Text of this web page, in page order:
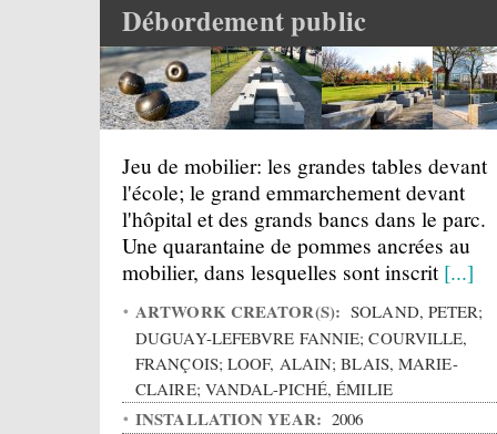
Débordement public
Jeu de mobilier: les grandes tables devant
l'école; le grand emmarchement devant
l'hôpital et des grands bancs dans le parc.
Une quarantaine de pommes ancrées au
mobilier, dans lesquelles sont inscrit[...]
ARTWORK CREATOR(S): SOLAND, PETER;
DUGUAY-LEFEBVRE FANNIE; COURVILLE,
FRANÇOIS; LOOF, ALAIN; BLAIS, MARIE-
CLAIRE; VANDAL-PICHÉ, ÉMILIE
INSTALLATION YEAR: 2006